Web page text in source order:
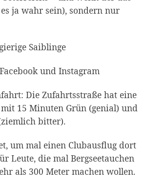
ja wahr sein), sondern nur
Saiblinge
und Instagram
Die Zufahrtsstraße hat eine
15 Minuten Grün (genial) und
bitter).
um mal einen Clubausflug dort
Leute, die mal Bergseetauchen
als 300 Meter machen wollen.